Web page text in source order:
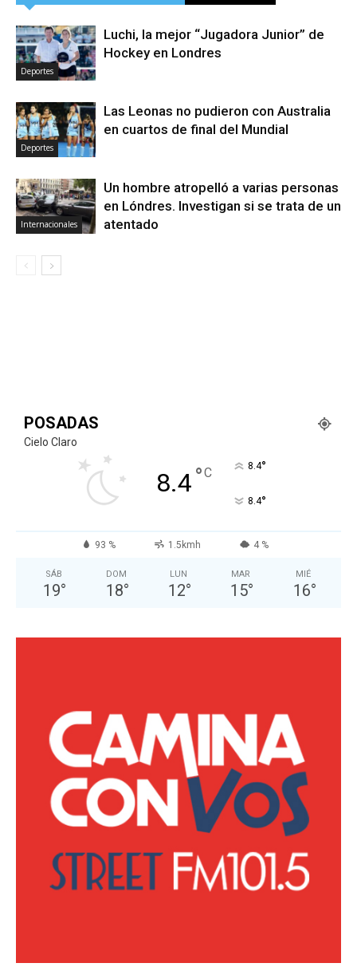
Deportes
Luchi, la mejor “Jugadora Junior” de
Hockey en Londres
Deportes
Las Leonas no pudieron con Australia
en cuartos de final del Mundial
Internacionales
Un hombre atropelló a varias personas
en Lóndres. Investigan si se trata de un
atentado
POSADAS
Cielo Claro
8.4°C 8.4°
8.4°
93 % 1.5kmh 4 %
SÁB
19°
DOM
18°
LUN
12°
MAR
15°
MIÉ
16°